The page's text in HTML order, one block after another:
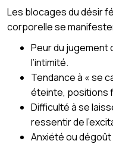
Les blocages du désir
corporelle se
Peur du jugement
l’intimité.
Tendance à « se
éteinte, positions
Difficulté à se
ressentir de
Anxiété ou